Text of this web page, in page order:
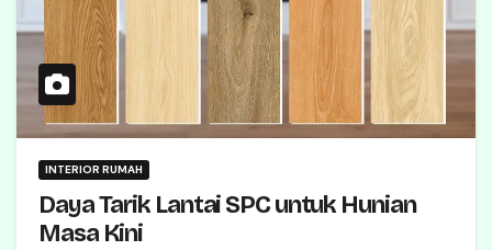
INTERIOR RUMAH
Daya Tarik Lantai SPC untuk Hunian
Masa Kini